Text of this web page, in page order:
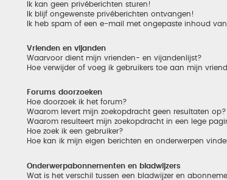
Ik kan geen privéberichten sturen!
Ik blijf ongewenste privéberichten ontvangen!
Ik heb spam of een e-mail met ongepaste inhoud
Vrienden en vijanden
Waarvoor dient mijn vrienden- en vijandenlijst?
Hoe verwijder of voeg ik gebruikers toe aan mijn
Forums doorzoeken
Hoe doorzoek ik het forum?
Waarom levert mijn zoekopdracht geen resultaten op?
Waarom resulteert mijn zoekopdracht in een lege
Hoe zoek ik een gebruiker?
Hoe kan ik mijn eigen berichten en onderwerpen
Onderwerpabonnementen en bladwijzers
Wat is het verschil tussen een bladwijzer en